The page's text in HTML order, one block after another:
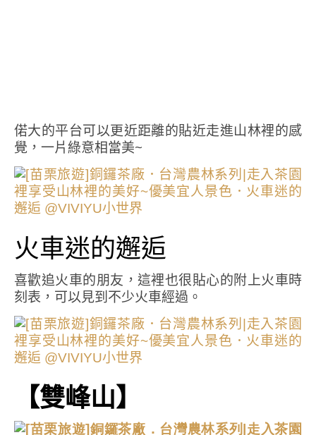
偌大的平台可以更近距離的貼近走進山林裡的感
覺，一片綠意相當美~
火車迷的邂逅
喜歡追火車的朋友，這裡也很貼心的附上火車時
刻表，可以見到不少火車經過。
【雙峰山】